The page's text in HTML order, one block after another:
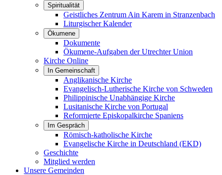
Spiritualität
Geistliches Zentrum Ain Karem in Stranzenbach
Liturgischer Kalender
Ökumene
Dokumente
Ökumene-Aufgaben der Utrechter Union
Kirche Online
In Gemeinschaft
Anglikanische Kirche
Evangelisch-Lutherische Kirche von Schweden
Philippinische Unabhängige Kirche
Lusitanische Kirche von Portugal
Reformierte Episkopalkirche Spaniens
Im Gespräch
Römisch-katholische Kirche
Evangelische Kirche in Deutschland (EKD)
Geschichte
Mitglied werden
Unsere Gemeinden